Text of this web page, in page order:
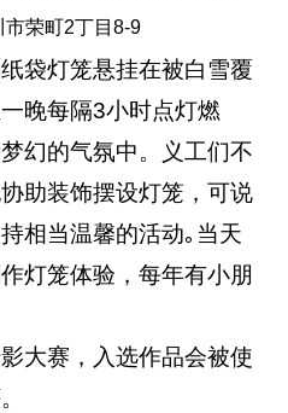
市荣町2丁目8-9
袋灯笼悬挂在被白雪覆
晚每隔3小时点灯燃
幻的气氛中。义工们不
助装饰摆设灯笼，可说
相当温馨的活动｡当天
灯笼体验，每年有小朋
大赛，入选作品会被使